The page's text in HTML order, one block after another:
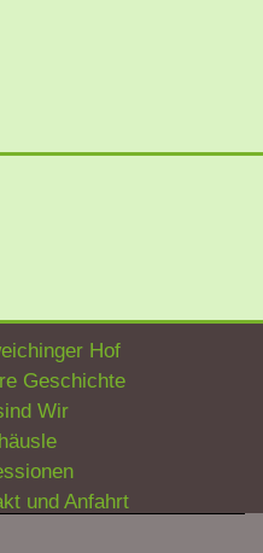
Hof
Geschichte
Wir
und Anfahrt